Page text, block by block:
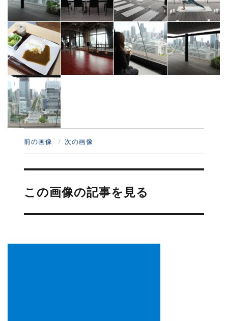
前の画像 次の画像
投
ナ
ビ
ー
この画像の記事を見る